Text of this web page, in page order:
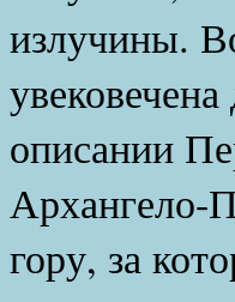
излучины.
описании
Архангело-
гору, за